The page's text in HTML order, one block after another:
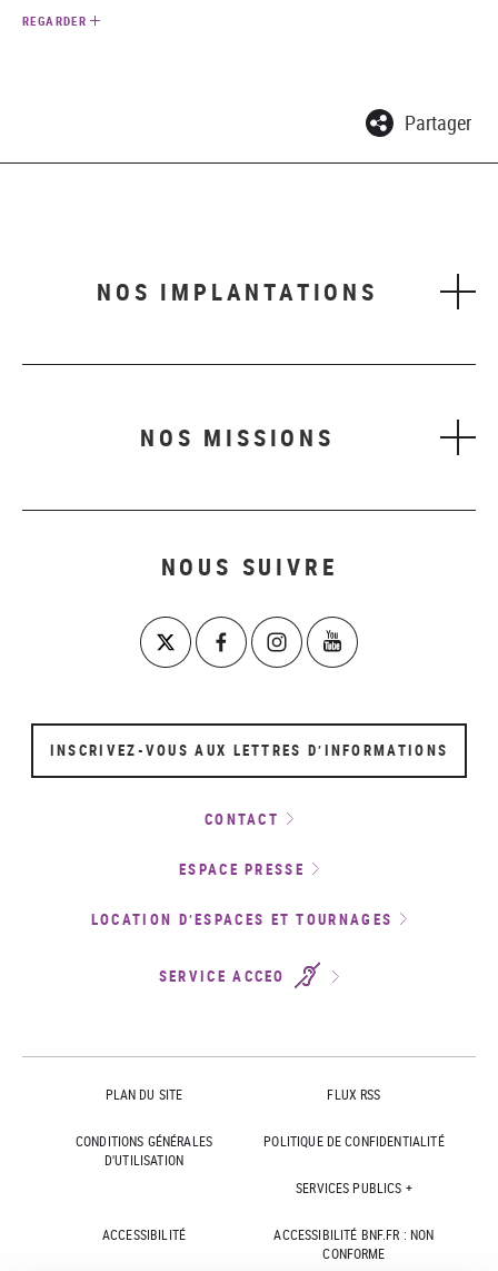
REGARDER
Partager
NOS IMPLANTATIONS
NOS MISSIONS
NOUS SUIVRE
INSCRIVEZ-VOUS AUX LETTRES D’INFORMATIONS
CONTACT
ESPACE PRESSE
LOCATION D’ESPACES ET TOURNAGES
SERVICE ACCEO
PLAN DU SITE FLUX RSS
CONDITIONS GÉNÉRALES
D'UTILISATION
POLITIQUE DE CONFIDENTIALITÉ
SERVICES PUBLICS +
ACCESSIBILITÉ
ACCESSIBILITÉ BNF.FR : NON
CONFORME